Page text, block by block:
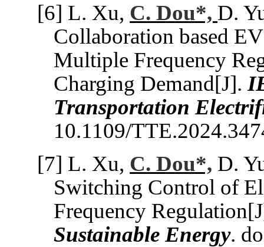
[6] L. Xu, C. Dou*, D.
Collaboration based
Multiple Frequency
Charging Demand[J].
Transportation
10.1109/
[7] L. Xu, C. Dou*, D.
Switching Control of
Frequency
Sustainable Energy.